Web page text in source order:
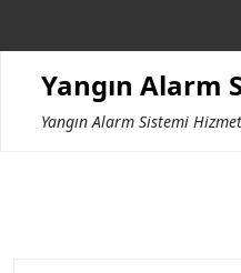
Yangın Alarm
Yangın Alarm Sistemi